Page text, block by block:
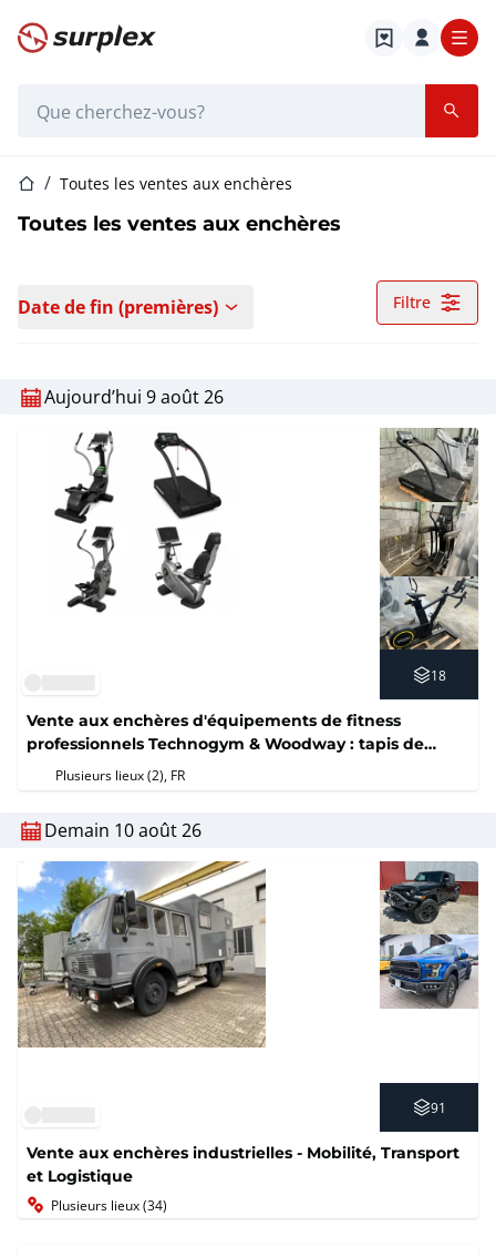
Page d'accueil
Page d'accueil
Toutes les ventes aux enchères
Toutes les ventes aux enchères
Date de fin (premières) Filtre
Aujourd’hui 9 août 26
18
Vente aux enchères d'équipements de fitness
professionnels Technogym & Woodway : tapis de
course, vélos, elliptiques et appareils de musculation
(Sans prix de réserve)
Plusieurs lieux (2) , FR
Demain 10 août 26
91
Vente aux enchères industrielles - Mobilité, Transport
et Logistique
Plusieurs lieux (34)